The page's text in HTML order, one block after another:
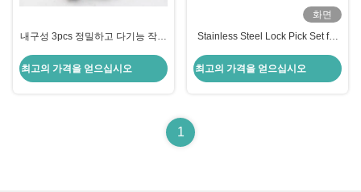
내구성 3pcs 정밀하고 다기능 작업
최고의 가격을 얻으십시오
화면
Stainless Steel Lock Pick Set for
잠금 빠른 오픈 도구 (3 세트)
최고의 가격을 얻으십시오
1